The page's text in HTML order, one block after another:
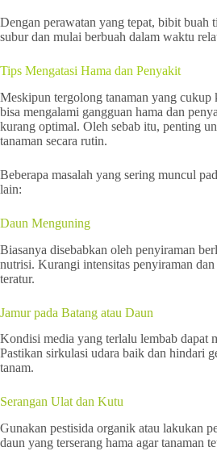
Dengan perawatan yang tepat, bibit buah
subur dan mulai berbuah dalam waktu
Tips Mengatasi Hama dan Penyakit
Meskipun tergolong tanaman yang cukup
bisa mengalami gangguan hama dan
kurang optimal. Oleh sebab itu, penting
tanaman secara rutin.
Beberapa masalah yang sering muncul
lain:
Daun Menguning
Biasanya disebabkan oleh penyiraman
nutrisi. Kurangi intensitas penyiraman
teratur.
Jamur pada Batang atau Daun
Kondisi media yang terlalu lembab dapat
Pastikan sirkulasi udara baik dan hindari
tanam.
Serangan Ulat dan Kutu
Gunakan pestisida organik atau lakukan
daun yang terserang hama agar tanaman